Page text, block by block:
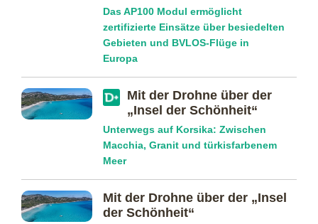
Das AP100 Modul ermöglicht
zertifizierte Einsätze über besiedelten
Gebieten und BVLOS-Flüge in
Europa
Mit der Drohne über der
„Insel der Schönheit“
Unterwegs auf Korsika: Zwischen
Macchia, Granit und türkisfarbenem
Meer
Mit der Drohne über der „Insel
der Schönheit“